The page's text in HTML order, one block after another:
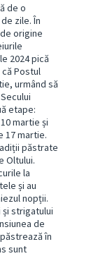
de o
zile. În
origine
2024 pică
Postul
urmând să
etape:
martie și
17 martie.
păstrate
Oltului.
la
și au
nopții.
și strigatului
de
în
sunt